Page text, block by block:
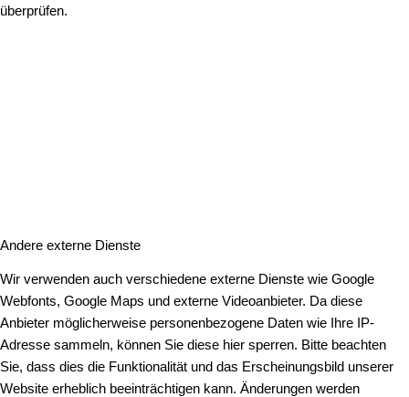
überprüfen.
Andere externe Dienste
Wir verwenden auch verschiedene externe Dienste wie Google
Webfonts, Google Maps und externe Videoanbieter. Da diese
Anbieter möglicherweise personenbezogene Daten wie Ihre IP-
Adresse sammeln, können Sie diese hier sperren. Bitte beachten
Sie, dass dies die Funktionalität und das Erscheinungsbild unserer
Website erheblich beeinträchtigen kann. Änderungen werden